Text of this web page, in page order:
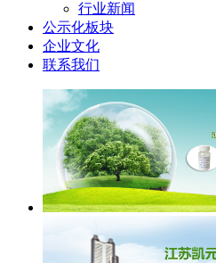
行业新闻
公示化板块
企业文化
联系我们